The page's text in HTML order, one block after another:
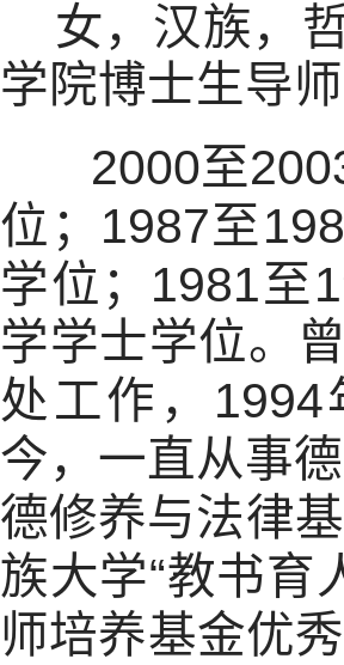
女，汉族，
学院博士生导
2000至
位； 1987至
学位； 1981至
学学士学位。
处工作， 1994
今，一直从事
德修养与法律
族大学“教书育
师培养基金优